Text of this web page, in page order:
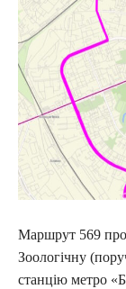
Маршрут 569
Зоологічну
станцію метро